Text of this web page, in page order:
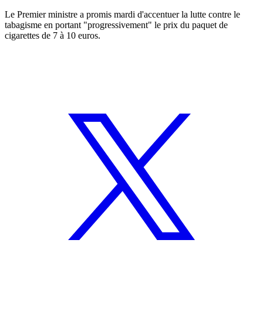
Le Premier ministre a promis mardi d'accentuer la lutte contre le
tabagisme en portant "progressivement" le prix du paquet de
cigarettes de 7 à 10 euros.